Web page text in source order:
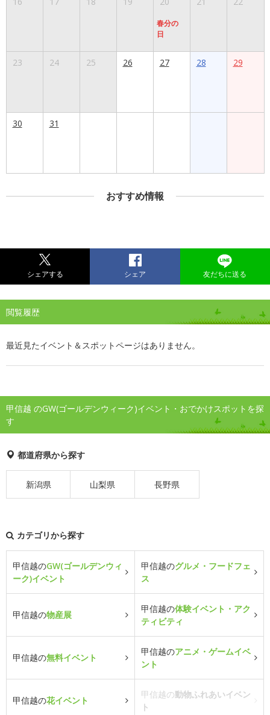
春分の
日
23 24 25 26 27 28 29
30 31
おすすめ情報
シェアする シェア 友だちに送る
閲覧履歴
最近見たイベント＆スポットページはありません。
甲信越 のGW(ゴールデンウィーク)イベント・おでかけスポットを探
す
都道府県から探す
新潟県 山梨県 長野県
カテゴリから探す
甲信越のGW(ゴールデンウィ
ーク)イベント
甲信越のグルメ・フードフェ
ス
甲信越の物産展
甲信越の体験イベント・アク
ティビティ
甲信越の無料イベント
甲信越のアニメ・ゲームイベ
ント
甲信越の花イベント
甲信越の動物ふれあいイベン
ト